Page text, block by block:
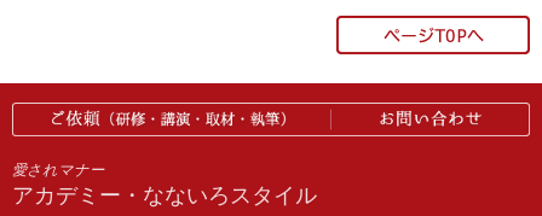
愛されマナー
アカデミー・なないろスタイル